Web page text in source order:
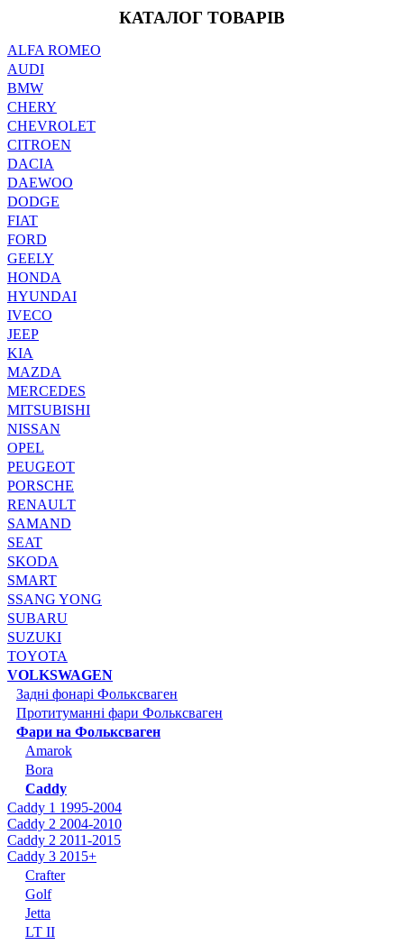
КАТАЛОГ ТОВАРІВ
ALFA ROMEO
AUDI
BMW
CHERY
CHEVROLET
CITROEN
DACIA
DAEWOO
DODGE
FIAT
FORD
GEELY
HONDA
HYUNDAI
IVECO
JEEP
KIA
MAZDA
MERCEDES
MITSUBISHI
NISSAN
OPEL
PEUGEOT
PORSCHE
RENAULT
SAMAND
SEAT
SKODA
SMART
SSANG YONG
SUBARU
SUZUKI
TOYOTA
VOLKSWAGEN
Задні фонарі Фольксваген
Протитуманні фари Фольксваген
Фари на Фольксваген
Amarok
Bora
Caddy
Caddy 1 1995-2004
Caddy 2 2004-2010
Caddy 2 2011-2015
Caddy 3 2015+
Crafter
Golf
Jetta
LT II